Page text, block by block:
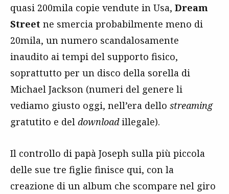
quasi 200mila copie vendute in Usa, Dream
Street ne smercia probabilmente meno di
20mila, un numero scandalosamente
inaudito ai tempi del supporto fisico,
soprattutto per un disco della sorella di
Michael Jackson (numeri del genere li
vediamo giusto oggi, nell’era dello streaming
gratutito e del downloadillegale).
Il controllo di papà Joseph sulla più piccola
delle sue tre figlie finisce qui, con la
creazione di un album che scompare nel giro